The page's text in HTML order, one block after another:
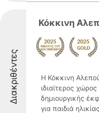
Διακριθέντες
Κόκκινη
Η Κόκκινη
ιδιαίτερος
δημιουργικής
για παιδιά